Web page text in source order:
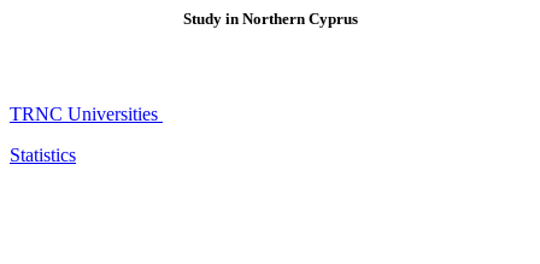
Study in Northern Cyprus
TRNC Universities
Statistics